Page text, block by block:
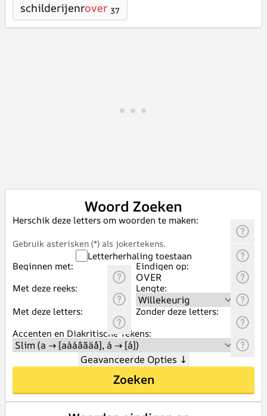
schilderijenrover 37
Woord Zoeken
Herschik deze letters om woorden te maken:
Gebruik asterisken (*) als jokertekens.
Letterherhaling toestaan
Beginnen met:
Eindigen op:
Met deze reeks:
Lengte:
Met deze letters:
Zonder deze letters:
Accenten en Diakritische Tekens:
Geavanceerde Opties ↓
Zoeken